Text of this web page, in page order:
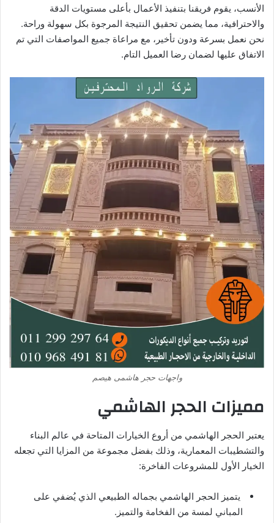
الأنسب، يقوم فريقنا بتنفيذ الأعمال بأعلى مستويات الدقة
والاحترافية، مما يضمن تحقيق النتيجة المرجوة بكل سهولة وراحة.
نحن نعمل بسرعة ودون تأخير، مع مراعاة جميع المواصفات التي تم
الاتفاق عليها لضمان رضا العميل التام.
واجهات حجر هاشمى هيصم
مميزات الحجر الهاشمي
يعتبر الحجر الهاشمي من أروع الخيارات المتاحة في عالم البناء
والتشطيبات المعمارية، وذلك بفضل مجموعة من المزايا التي تجعله
الخيار الأول للمشروعات الفاخرة:
يتميز الحجر الهاشمي بجماله الطبيعي الذي يُضفي على
المباني لمسة من الفخامة والتميز.